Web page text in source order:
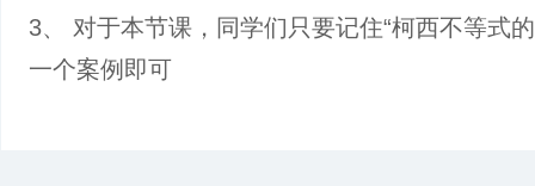
3、 对于本节课，同学们只要记住“柯西不等式
一个案例即可